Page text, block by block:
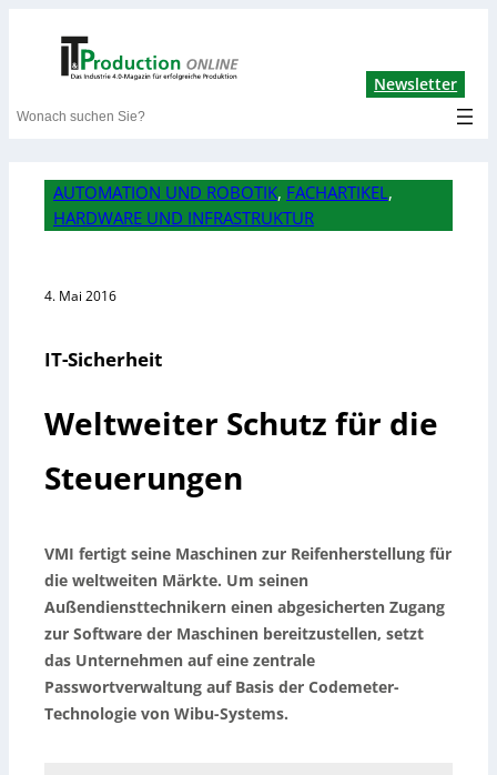
Newsletter
Search
AUTOMATION UND ROBOTIK, FACHARTIKEL
HARDWARE UND INFRASTRUKTUR
4. Mai 2016
IT-Sicherheit
Weltweiter Schutz für die
Steuerungen
VMI fertigt seine Maschinen zur Reifenherstellung für
die weltweiten Märkte. Um seinen
Außendiensttechnikern einen abgesicherten Zugang
zur Software der Maschinen bereitzustellen, setzt
das Unternehmen auf eine zentrale
Passwortverwaltung auf Basis der Codemeter-
Technologie von Wibu-Systems.